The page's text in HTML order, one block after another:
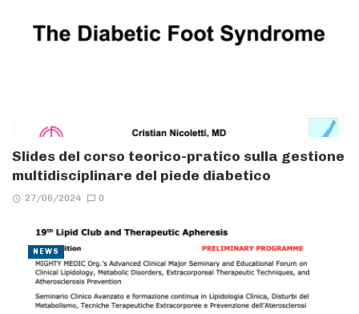
Slides del corso teorico-pratico sulla gestione
multidisciplinare del piede diabetico
27/06/2024 0
NEWS